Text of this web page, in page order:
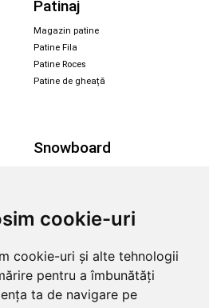
cookie-uri
cookie-uri și alte tehnologii
pentru a îmbunătăți
ta de navigare pe
Patinaj
Magazin patine
Patine Fila
Patine Roces
Patine de gheață
Snowboard
Santa Cruz
Enuff Skateboards